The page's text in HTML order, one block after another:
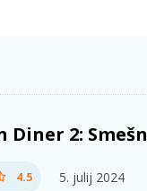
Diner 2:
4.5 5. julij 2024